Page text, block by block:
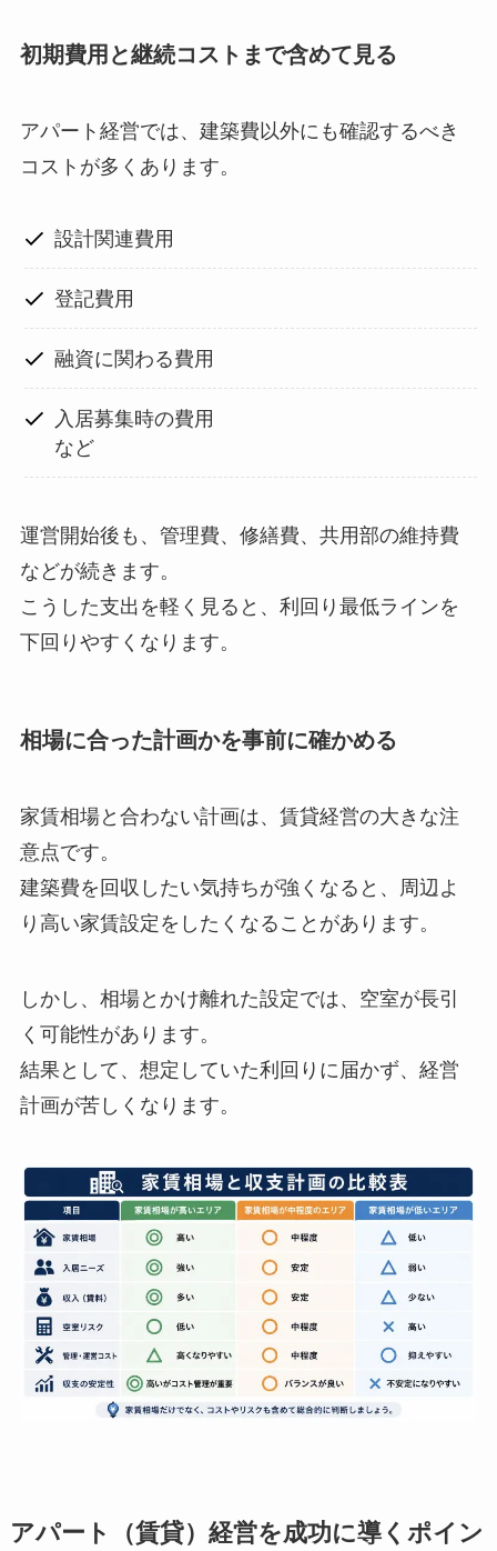
初期費用と継続コストまで含めて見る
アパート経営では、建築費以外にも確認するべき
コストが多くあります。
設計関連費用
登記費用
融資に関わる費用
入居募集時の費用
など
運営開始後も、管理費、修繕費、共用部の維持費
などが続きます。
こうした支出を軽く見ると、利回り最低ラインを
下回りやすくなります。
相場に合った計画かを事前に確かめる
家賃相場と合わない計画は、賃貸経営の大きな注
意点です。
建築費を回収したい気持ちが強くなると、周辺よ
り高い家賃設定をしたくなることがあります。
しかし、相場とかけ離れた設定では、空室が長引
く可能性があります。
結果として、想定していた利回りに届かず、経営
計画が苦しくなります。
アパート（賃貸）経営を成功に導くポイン